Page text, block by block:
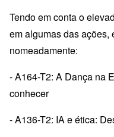
Tendo em conta o
em algumas das ações,
nomeadamente:
- A164-T2: A Dança na
conhecer
- A136-T2: IA e ética: